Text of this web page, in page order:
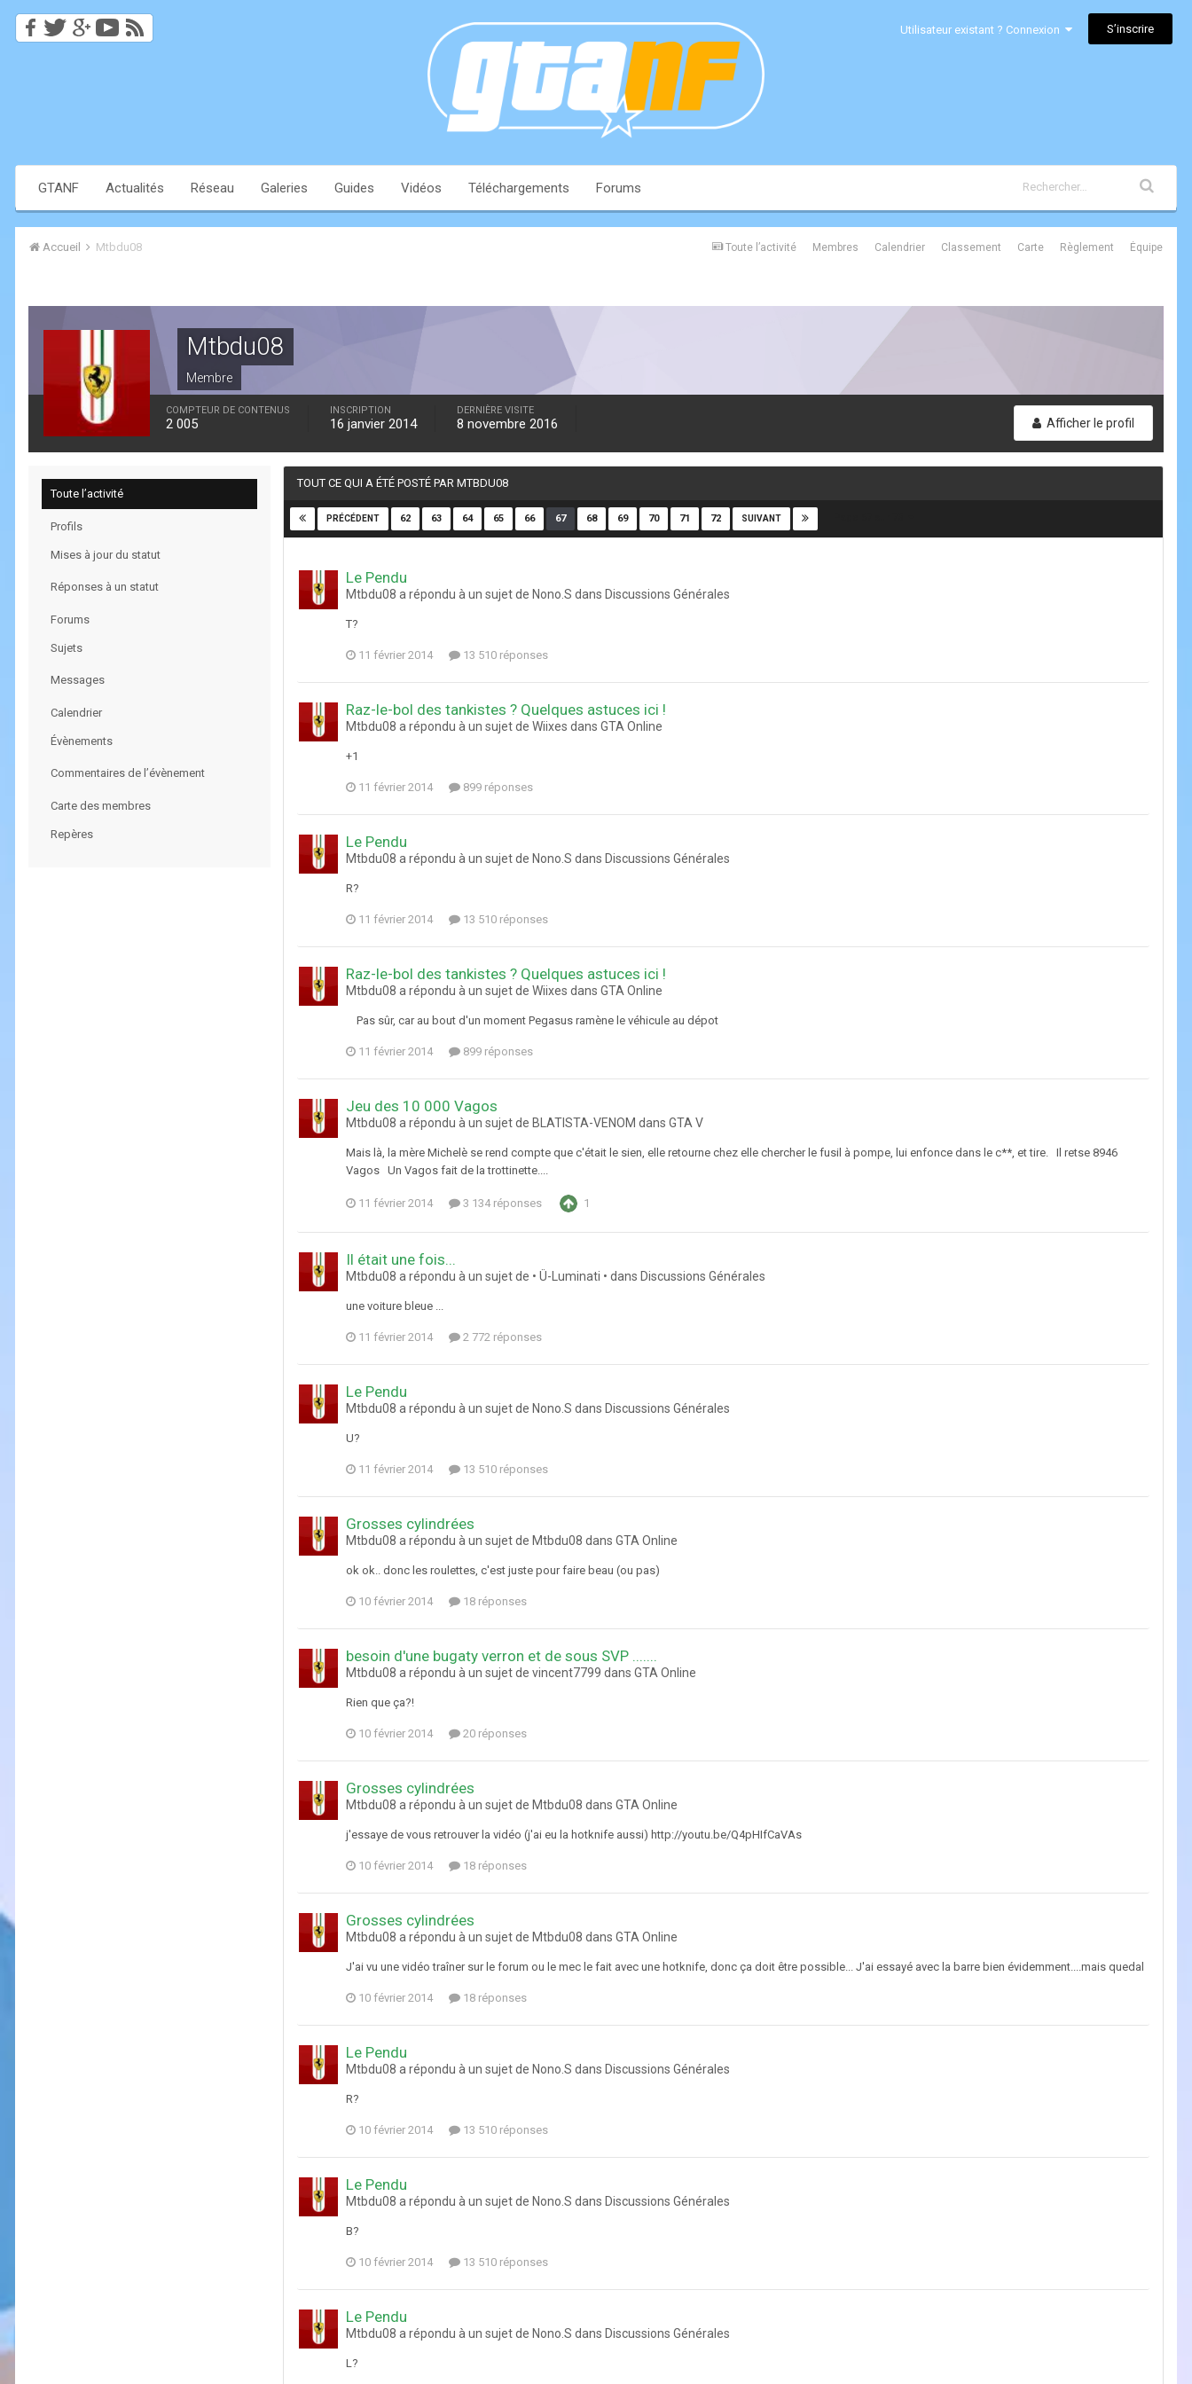
Utilisateur existant ? Connexion S’inscrire
GTANF Actualités Réseau Galeries Guides Vidéos Téléchargements Forums
Toute l’activité Membres Calendrier Classement Carte Règlement Équipe
Accueil Mtbdu08
Mtbdu08
Membre
Afficher le profil
COMPTEUR DE CONTENUS
2 005
INSCRIPTION
16 janvier 2014
DERNIÈRE VISITE
8 novembre 2016
Toute l’activité
Profils
Mises à jour du statut
Réponses à un statut
Forums
Sujets
Messages
Calendrier
Évènements
Commentaires de l’évènement
Carte des membres
Repères
TOUT CE QUI A ÉTÉ POSTÉ PAR MTBDU08
PRÉCÉDENT 62 63 64 65 66 67 68 69 70 71 72 SUIVANT
Le Pendu
Mtbdu08 a répondu à un sujet de Nono.S dans Discussions Générales
T?
11 février 2014 13 510 réponses
Raz-le-bol des tankistes ? Quelques astuces ici !
Mtbdu08 a répondu à un sujet de Wiixes dans GTA Online
+1
11 février 2014 899 réponses
Le Pendu
Mtbdu08 a répondu à un sujet de Nono.S dans Discussions Générales
R?
11 février 2014 13 510 réponses
Raz-le-bol des tankistes ? Quelques astuces ici !
Mtbdu08 a répondu à un sujet de Wiixes dans GTA Online
Pas sûr, car au bout d'un moment Pegasus ramène le véhicule au dépot
11 février 2014 899 réponses
Jeu des 10 000 Vagos
Mtbdu08 a répondu à un sujet de BLATISTA-VENOM dans GTA V
Mais là, la mère Michelè se rend compte que c'était le sien, elle retourne chez elle chercher le fusil à pompe, lui enfonce dans le c**, et tire. Il retse 8946
Vagos Un Vagos fait de la trottinette....
11 février 2014 3 134 réponses 1
Il était une fois...
Mtbdu08 a répondu à un sujet de • Ü-Luminati • dans Discussions Générales
une voiture bleue ...
11 février 2014 2 772 réponses
Le Pendu
Mtbdu08 a répondu à un sujet de Nono.S dans Discussions Générales
U?
11 février 2014 13 510 réponses
Grosses cylindrées
Mtbdu08 a répondu à un sujet de Mtbdu08 dans GTA Online
ok ok.. donc les roulettes, c'est juste pour faire beau (ou pas)
10 février 2014 18 réponses
besoin d'une bugaty verron et de sous SVP .......
Mtbdu08 a répondu à un sujet de vincent7799 dans GTA Online
Rien que ça?!
10 février 2014 20 réponses
Grosses cylindrées
Mtbdu08 a répondu à un sujet de Mtbdu08 dans GTA Online
j'essaye de vous retrouver la vidéo (j'ai eu la hotknife aussi) http://youtu.be/Q4pHIfCaVAs
10 février 2014 18 réponses
Grosses cylindrées
Mtbdu08 a répondu à un sujet de Mtbdu08 dans GTA Online
J'ai vu une vidéo traîner sur le forum ou le mec le fait avec une hotknife, donc ça doit être possible... J'ai essayé avec la barre bien évidemment....mais quedal
10 février 2014 18 réponses
Le Pendu
Mtbdu08 a répondu à un sujet de Nono.S dans Discussions Générales
R?
10 février 2014 13 510 réponses
Le Pendu
Mtbdu08 a répondu à un sujet de Nono.S dans Discussions Générales
B?
10 février 2014 13 510 réponses
Le Pendu
Mtbdu08 a répondu à un sujet de Nono.S dans Discussions Générales
L?